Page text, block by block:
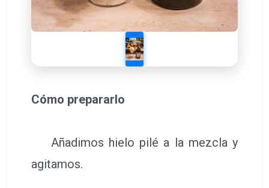
Cómo prepararlo
Añadimos hielo pilé a la mezcla y
agitamos.